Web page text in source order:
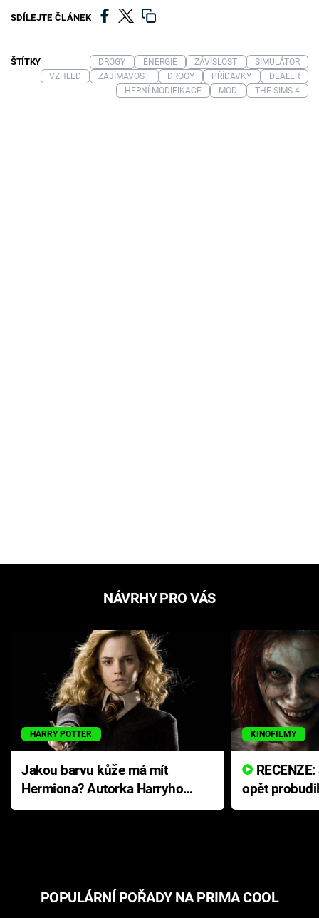
SDÍLEJTE ČLÁNEK
ŠTÍTKY DROGY ENERGIE ZÁVISLOST
SIMULÁTOR
VZHLED
ZAJÍMAVOST DROGY PŘÍDAVKY
DEALER
HERNÍ MODIFIKACE
MOD THE SIMS 4
NÁVRHY PRO VÁS
HARRY POTTER
Jakou barvu kůže má mít
Hermiona? Autorka Harryho
Pottera přišla s ráznou
KINOFILMY
opět
přichází s
POPULÁRNÍ POŘADY NA PRIMA COOL